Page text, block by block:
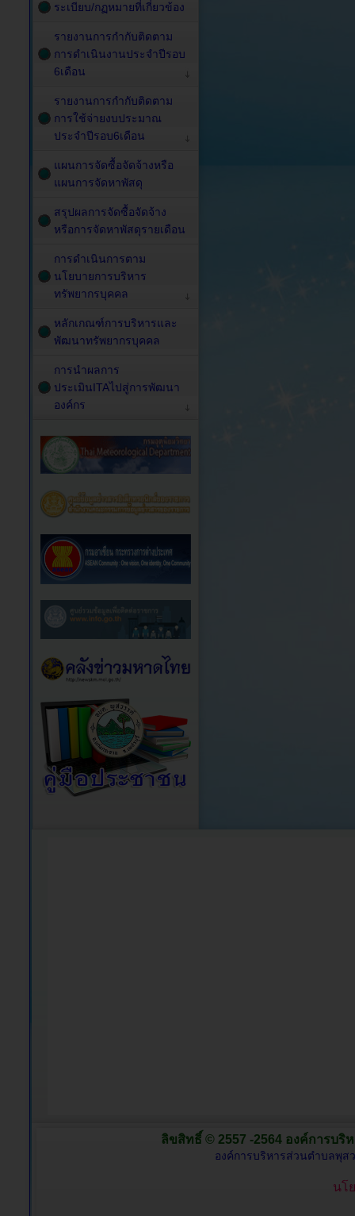
ระเบียบ/กฏหมายที่เกี่ยวข้อง
รายงานการกำกับติดตาม
การดำเนินงานประจำปีรอบ
6เดือน
รายงานการกำกับติดตาม
การใช้จ่ายงบประมาณ
ประจำปีรอบ6เดือน
แผนการจัดซื้อจัดจ้างหรือ
แผนการจัดหาพัสดุ
สรุปผลการจัดซื้อจัดจ้าง
หรือการจัดหาพัสดุรายเดือน
การดำเนินการตาม
นโยบายการบริหาร
ทรัพยากรบุคคล
หลักเกณฑ์การบริหารและ
พัฒนาทรัพยากรบุคคล
การนำผลการ
ประเมินITAไปสู่การพัฒนา
องค์กร
ลิขสิทธิ์ © 2557 -2564 องค์การบริ
องค์การบริหารส่วนตำบลพุส
นโ